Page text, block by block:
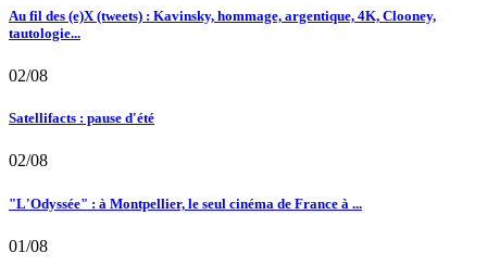
Au fil des (e)X (tweets) : Kavinsky, hommage, argentique, 4K, Clooney,
tautologie...
02/08
Satellifacts : pause d'été
02/08
"L'Odyssée" : à Montpellier, le seul cinéma de France à ...
01/08